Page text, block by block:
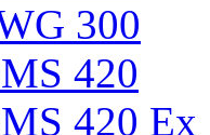
300
420
420 Ex